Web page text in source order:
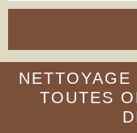
TOUTES